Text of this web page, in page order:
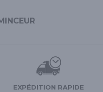
EXPÉDITION RAPIDE